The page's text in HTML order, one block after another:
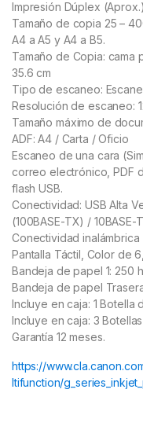
Impresión Dúplex
Tamaño de copia 25 –
A4 a A5 y A4 a B5.
Tamaño de Copia: cama
35.6 cm
Tipo de escaneo:
Resolución de escaneo:
Tamaño máximo de
ADF: A4 / Carta / Oficio
Escaneo de una cara
correo electrónico, PDF
flash USB.
Conectividad: USB Alta
(100BASE-TX) / 10BASE-
Conectividad
Pantalla Táctil, Color de
Bandeja de papel 1: 250
Bandeja de papel
Incluye en caja: 1 Botella
Incluye en caja: 3
Garantía 12 meses.
https://
ltifunction/